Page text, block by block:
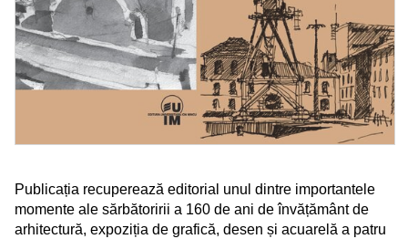
Publicația recuperează editorial unul dintre importantele
momente ale sărbătoririi a 160 de ani de învățământ de
arhitectură, expoziția de grafică, desen și acuarelă a patru